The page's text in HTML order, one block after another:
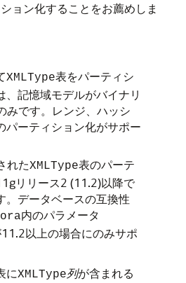
ョン化することをお薦めしま
XMLType表をパーティシ
、記憶域モデルがバイナリ
みです。レンジ、ハッシ
パーティション化がサポー
れたXMLType表のパーテ
リリース2 (11.2)以降で
。データベースの互換性
内のパラメータ
以上の場合にのみサポ
にXMLType列が含まれる